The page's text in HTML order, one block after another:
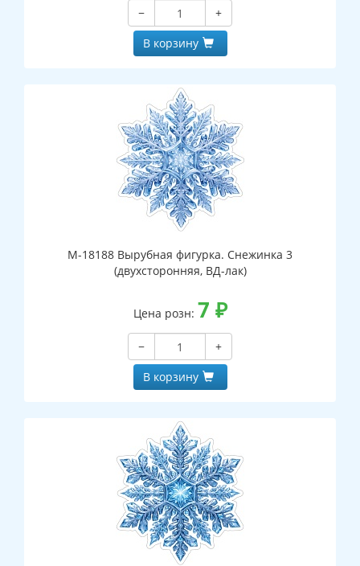
−
+
В корзину
М-18188 Вырубная фигурка. Снежинка 3
(двухсторонняя, ВД-лак)
Цена розн: 7 ₽
−
+
В корзину